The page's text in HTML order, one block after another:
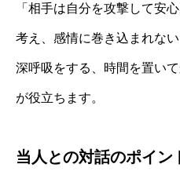
「相手は自分を攻撃して安
考え、感情に巻き込まれない
深呼吸をする、時間を置い
が役立ちます。
当人との対話のポイン